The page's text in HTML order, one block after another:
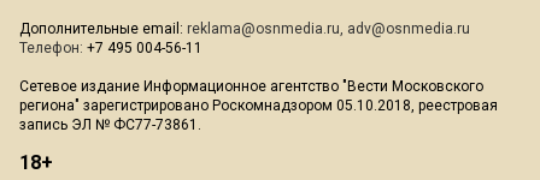
Дополнительные email: reklama@osnmedia.ru, adv@osnmedia.ru
Телефон: +7 495 004-56-11
Сетевое издание Информационное агентство "Вести Московского
региона" зарегистрировано Роскомнадзором 05.10.2018, реестровая
запись ЭЛ № ФС77-73861.
18+